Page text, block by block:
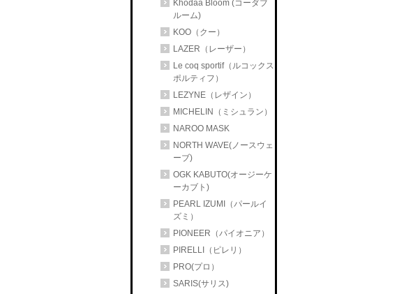
Khodaa Bloom (コーダブ
ルーム)
KOO（クー）
LAZER（レーザー）
Le coq sportif（ルコックス
ポルティフ）
LEZYNE（レザイン）
MICHELIN（ミシュラン）
NAROO MASK
NORTH WAVE(ノースウェ
ーブ)
OGK KABUTO(オージーケ
ーカブト)
PEARL IZUMI（パールイ
ズミ）
PIONEER（パイオニア）
PIRELLI（ピレリ）
PRO(プロ）
SARIS(サリス)